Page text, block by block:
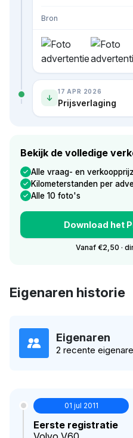
Bron
17 APR 2026
Prijsverlaging
Bekijk de volledige
Alle vraag- en
Kilometerstanden per
Alle 10 foto's
Download het
Vanaf €2,50 ·
Eigenaren historie
Eigenaren
2 recente
01 jul 2011
Eerste registratie